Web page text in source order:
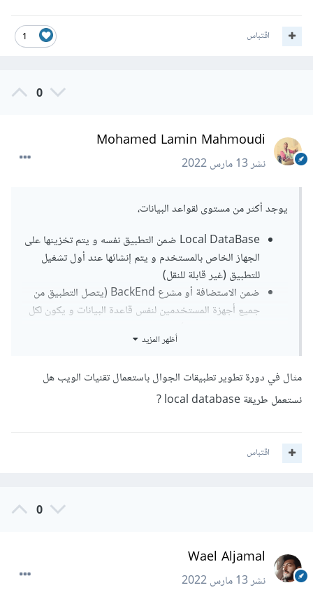
1 اقتباس
0
Mohamed Lamin Mahmoudi
نشر13 مارس 2022
يوجد أكثر من مستوى لقواعد البيانات،
Local DataBase ضمن التطبيق نفسه و يتم تخزينها على
الجهاز الخاص بالمستخدم و يتم إنشائها عند أول تشغيل
للتطبيق (غير قابلة للنقل)
ضمن الاستضافة أو مشرع BackEnd (يتصل التطبيق من
جميع أجهزة المستخدمين لنفس قاعدة البيانات و يكون لكل
بغرض التجريب، و التطوير حتى نصل للمطلوب من هيكلية القاعدة و
شركات متنوعة، تعتبر بمثاية حاسوب له مواصفات قوية و مساحة
و ليس على جهاز العميل.
إمكانية تعديل بيانات المستخدمين و تصفح قواعد البيانات (توفير
أظهر المزيد
مثال في دورة تطوير تطبيقات الجوال باستعمال تقنيات الويب هل
نستعمل طريقة local database ?
اقتباس
0
Wael Aljamal
نشر13 مارس 2022